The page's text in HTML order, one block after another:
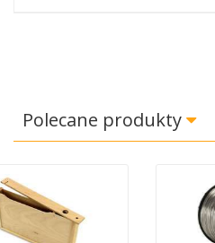
Polecane produkty